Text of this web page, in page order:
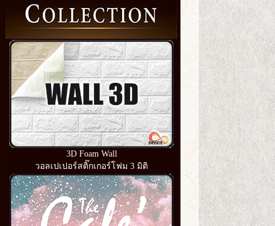
3D Foam Wall
วอลเปเปอร์สติ๊กเกอร์โฟม 3 มิติ